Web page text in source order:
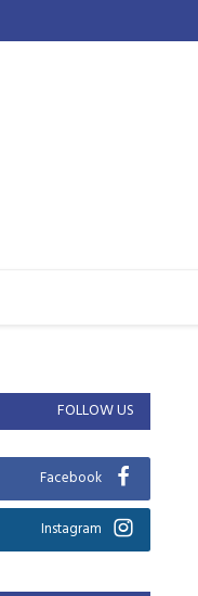
FOLLOW US
Facebook
Instagram